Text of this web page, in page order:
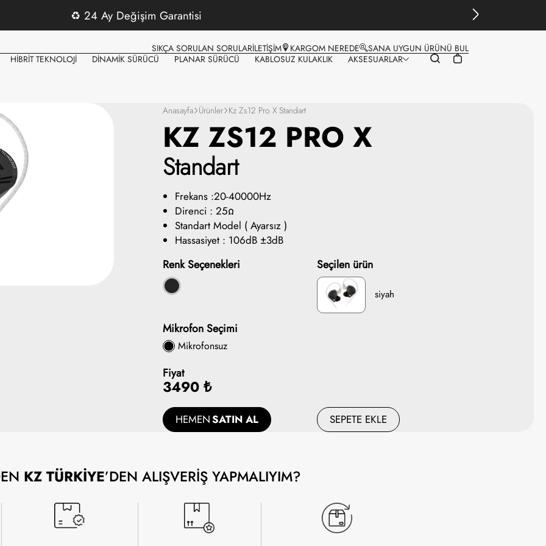
♻️24 Ay Değişim Garantisi
SIKÇA SORULAN SORULARİLETİŞİM KARGOM NEREDE
SANA UYGUN ÜRÜNÜ BUL
HİBRİT TEKNOLOJİ
DİNAMİK SÜRÜCÜ PLANAR SÜRÜCÜ KABLOSUZ KULAKLIK AKSESUARLAR
Anasayfa Ürünler Kz Zs12 Pro X Standart
KZ ZS12 PRO X
Standart
Frekans :20-40000Hz
Direnci : 25Ω
Standart Model ( Ayarsız )
Hassasiyet : 106dB ±3dB
Renk Seçenekleri Seçilen ürün
siyah
Mikrofon Seçimi
Mikrofonsuz
Fiyat
3490 ₺
HEMENSATIN AL SEPETE EKLE
KZ TÜRKİYE’DEN ALIŞVERİŞ YAPMALIYIM?